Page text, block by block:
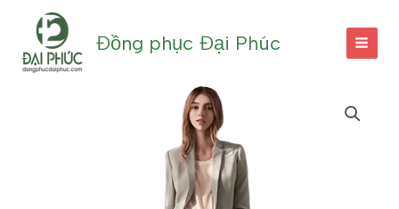
dung
Đồng phục Đại Phúc